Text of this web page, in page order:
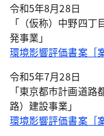
令和5年8月28日
「（仮称）中野四
発事業」
環境影響評価書案［
令和5年7月28日
「東京都市計画道
路）建設事業」
環境影響評価書案［